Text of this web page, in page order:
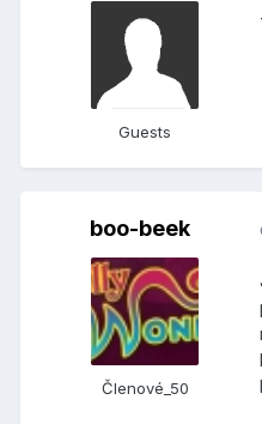
Guests
boo-beek
Členové_50